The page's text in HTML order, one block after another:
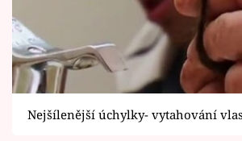
Nejšílenější úchylky- vytahování